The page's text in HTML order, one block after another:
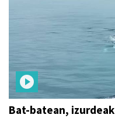
Bat-batean, izurdeak